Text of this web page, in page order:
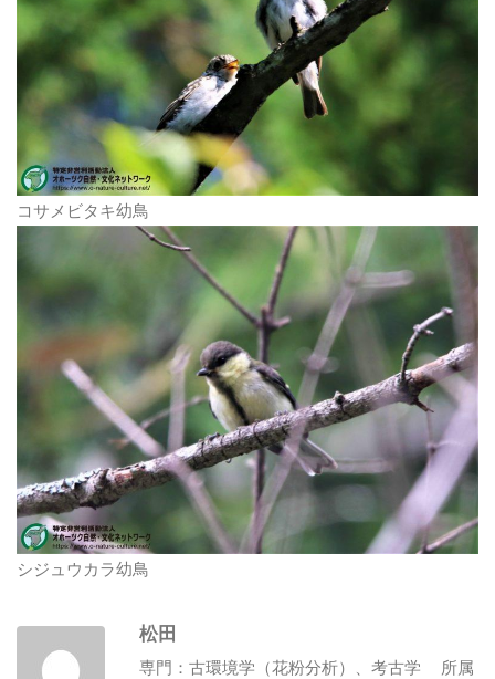
コサメビタキ幼鳥
シジュウカラ幼鳥
松田
専門：古環境学（花粉分析）、考古学 所属